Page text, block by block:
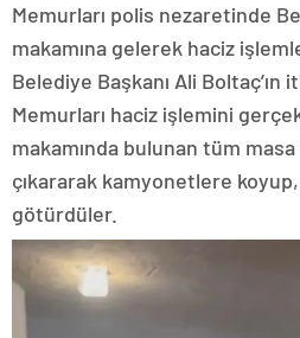
Memurları polis nezaretinde
makamına gelerek haciz
Belediye Başkanı Ali Boltaç’ın
Memurları haciz işlemini
makamında bulunan tüm
çıkararak kamyonetlere
götürdüler.